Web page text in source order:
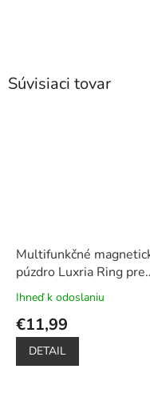
Súvisiaci tovar
Multifunkčné
púzdro Luxria Ring pre
Huawei - Čierne
Dotykové pero zadarmo
Priemerné
hodnotenie
produktu
Ihneď k odoslaniu
€11,99
DETAIL